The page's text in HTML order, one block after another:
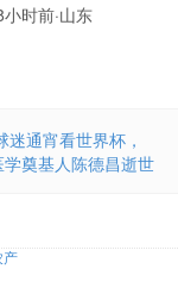
时前·山东
通宵看世界杯，
奠基人陈德昌逝世
产